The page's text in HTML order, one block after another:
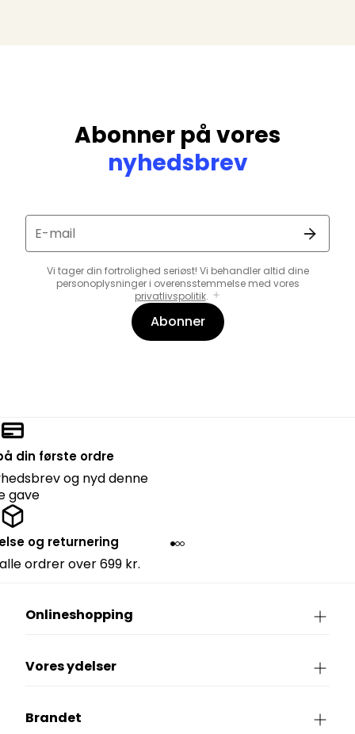
Abonner på vores
nyhedsbrev
E-mail
Vi tager din fortrolighed seriøst! Vi behandler altid dine
personoplysninger i overensstemmelse med vores
privatlivspolitik.
Abonner
din første ordre
og nyd denne
gave
og returnering
ordrer over 699 kr.
Onlineshopping
Vores ydelser
Brandet